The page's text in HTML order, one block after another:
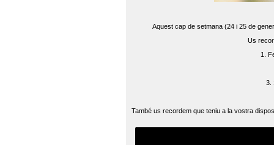
Aquest cap de setmana (24 i 25 de
Us
1.
3.
També us recordem que teniu a la vostra